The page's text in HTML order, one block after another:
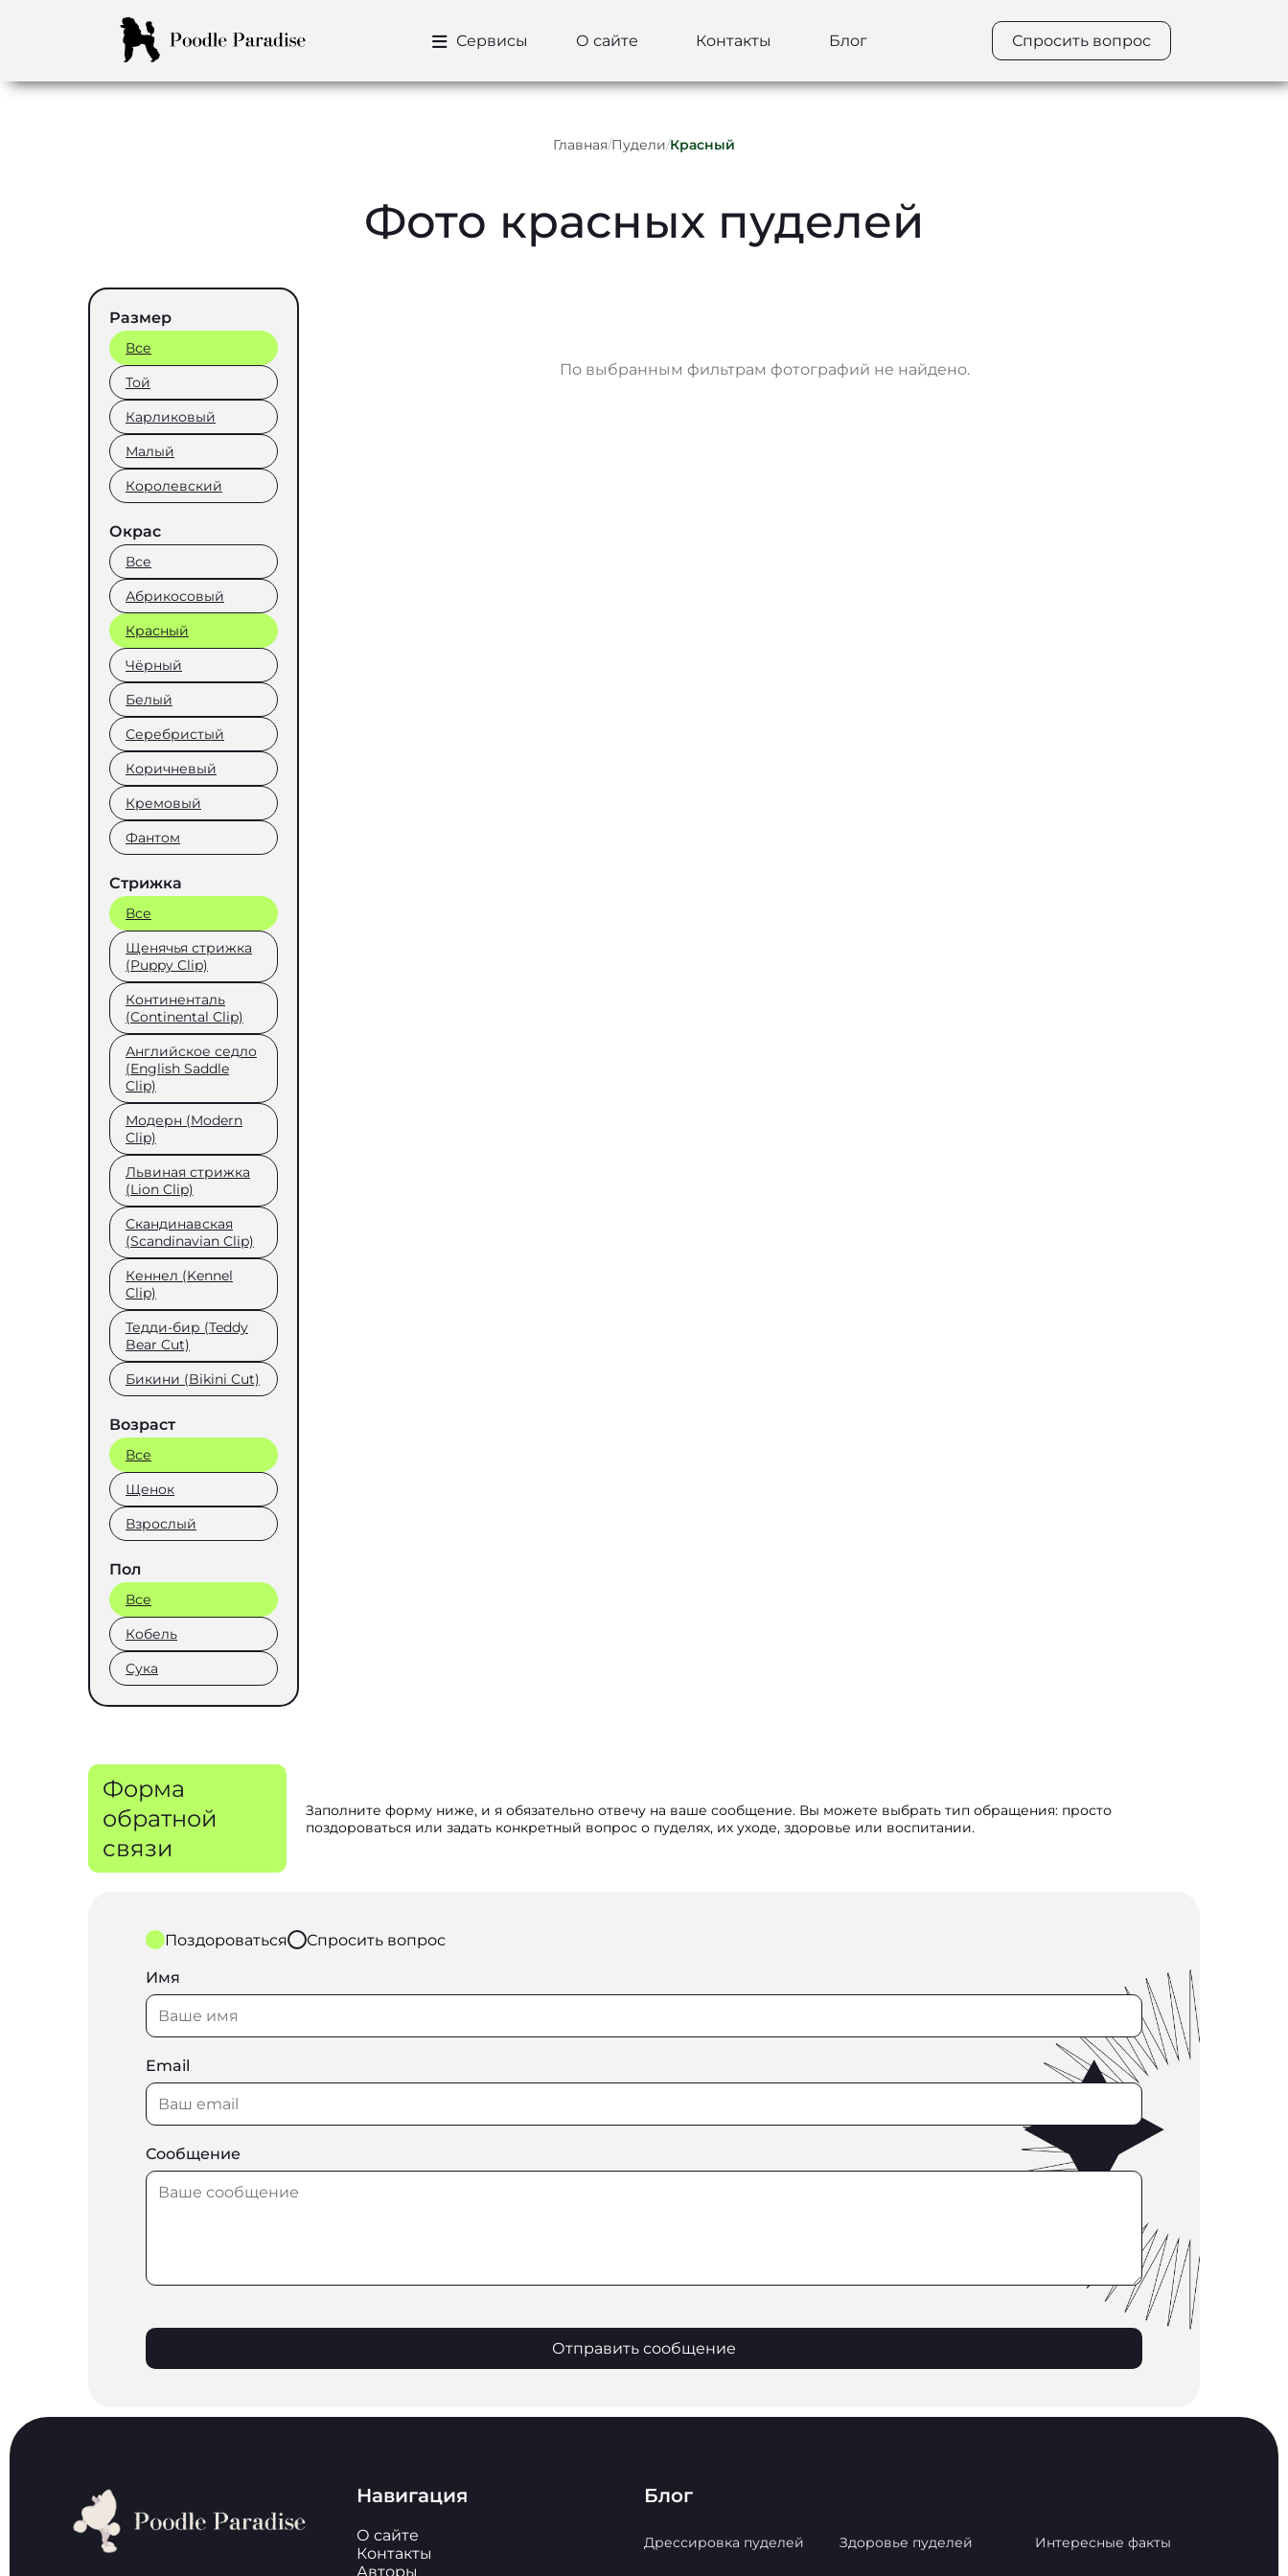
Сервисы О сайте Контакты Блог Спросить вопрос
Главная/Пудели/Красный
Фото красных пуделей
Размер
Все
Той
Карликовый
Малый
Королевский
Окрас
Все
Абрикосовый
Красный
Чёрный
Белый
Серебристый
Коричневый
Кремовый
Фантом
Стрижка
Все
Щенячья стрижка
(Puppy Clip)
Континенталь
(Continental Clip)
Английское седло
(English Saddle
Clip)
Модерн (Modern
Clip)
Львиная стрижка
(Lion Clip)
Скандинавская
(Scandinavian Clip)
Кеннел (Kennel
Clip)
Тедди-бир (Teddy
Bear Cut)
Бикини (Bikini Cut)
Возраст
Все
Щенок
Взрослый
Пол
Все
Кобель
Сука
По выбранным фильтрам фотографий не найдено.
Форма
обратной
связи
Заполните форму ниже, и я обязательно отвечу на ваше сообщение. Вы можете выбрать тип обращения: просто
поздороваться или задать конкретный вопрос о пуделях, их уходе, здоровье или воспитании.
Поздороваться Спросить вопрос
Имя
Email
Сообщение
Отправить сообщение
Навигация
О сайте
Контакты
Авторы
Блог
Дрессировка пуделей Здоровье пуделей Интересные факты